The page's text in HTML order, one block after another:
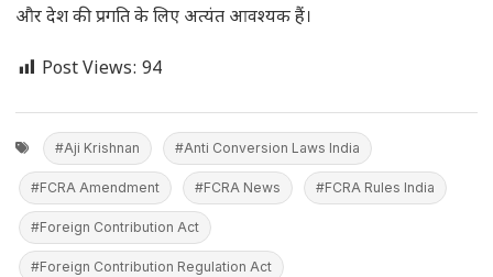
और देश की प्रगति के लिए अत्यंत आवश्यक हैं।
Post Views: 94
#Aji Krishnan #Anti Conversion Laws India
#FCRA Amendment #FCRA News #FCRA Rules India
#Foreign Contribution Act
#Foreign Contribution Regulation Act